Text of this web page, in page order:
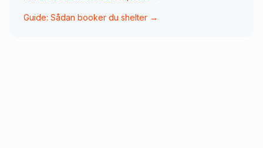
Guide: Sådan booker du shelter →